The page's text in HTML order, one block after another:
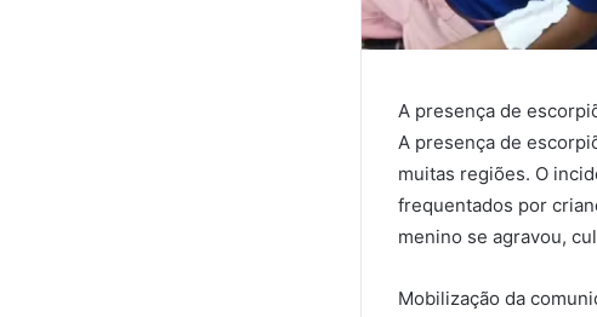
A presença de
A presença de
muitas regiões. O
frequentados por
menino se agravou,
Mobilização da